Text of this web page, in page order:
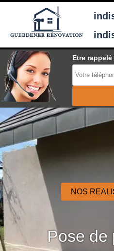
Etre
NOS
Pose de